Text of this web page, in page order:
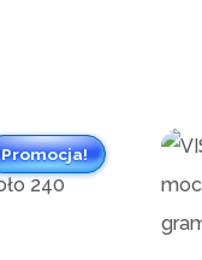
Promocja!